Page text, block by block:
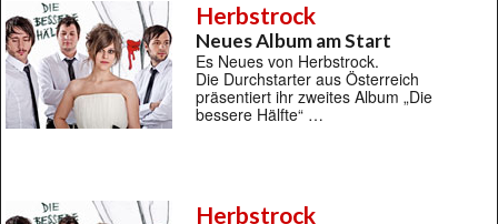
Herbstrock
Neues Album am Start
Es Neues von Herbstrock.
Die Durchstarter aus Österreich
präsentiert ihr zweites Album „Die
bessere Hälfte“ …
Herbstrock